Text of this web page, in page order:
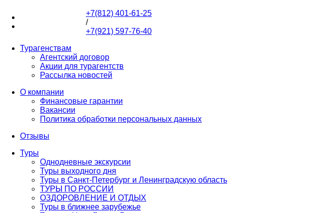
+7(812) 401-61-25
/
+7(921) 597-76-40
Турагенствам
Агентский договор
Акции для турагентств
Рассылка новостей
О компании
Финансовые гарантии
Вакансии
Политика обработки персональных данных
Отзывы
Туры
Однодневные экскурсии
Туры выходного дня
Туры в Санкт-Петербург и Ленинградскую область
ТУРЫ ПО РОССИИ
ОЗДОРОВЛЕНИЕ И ОТДЫХ
Туры в ближнее зарубежье